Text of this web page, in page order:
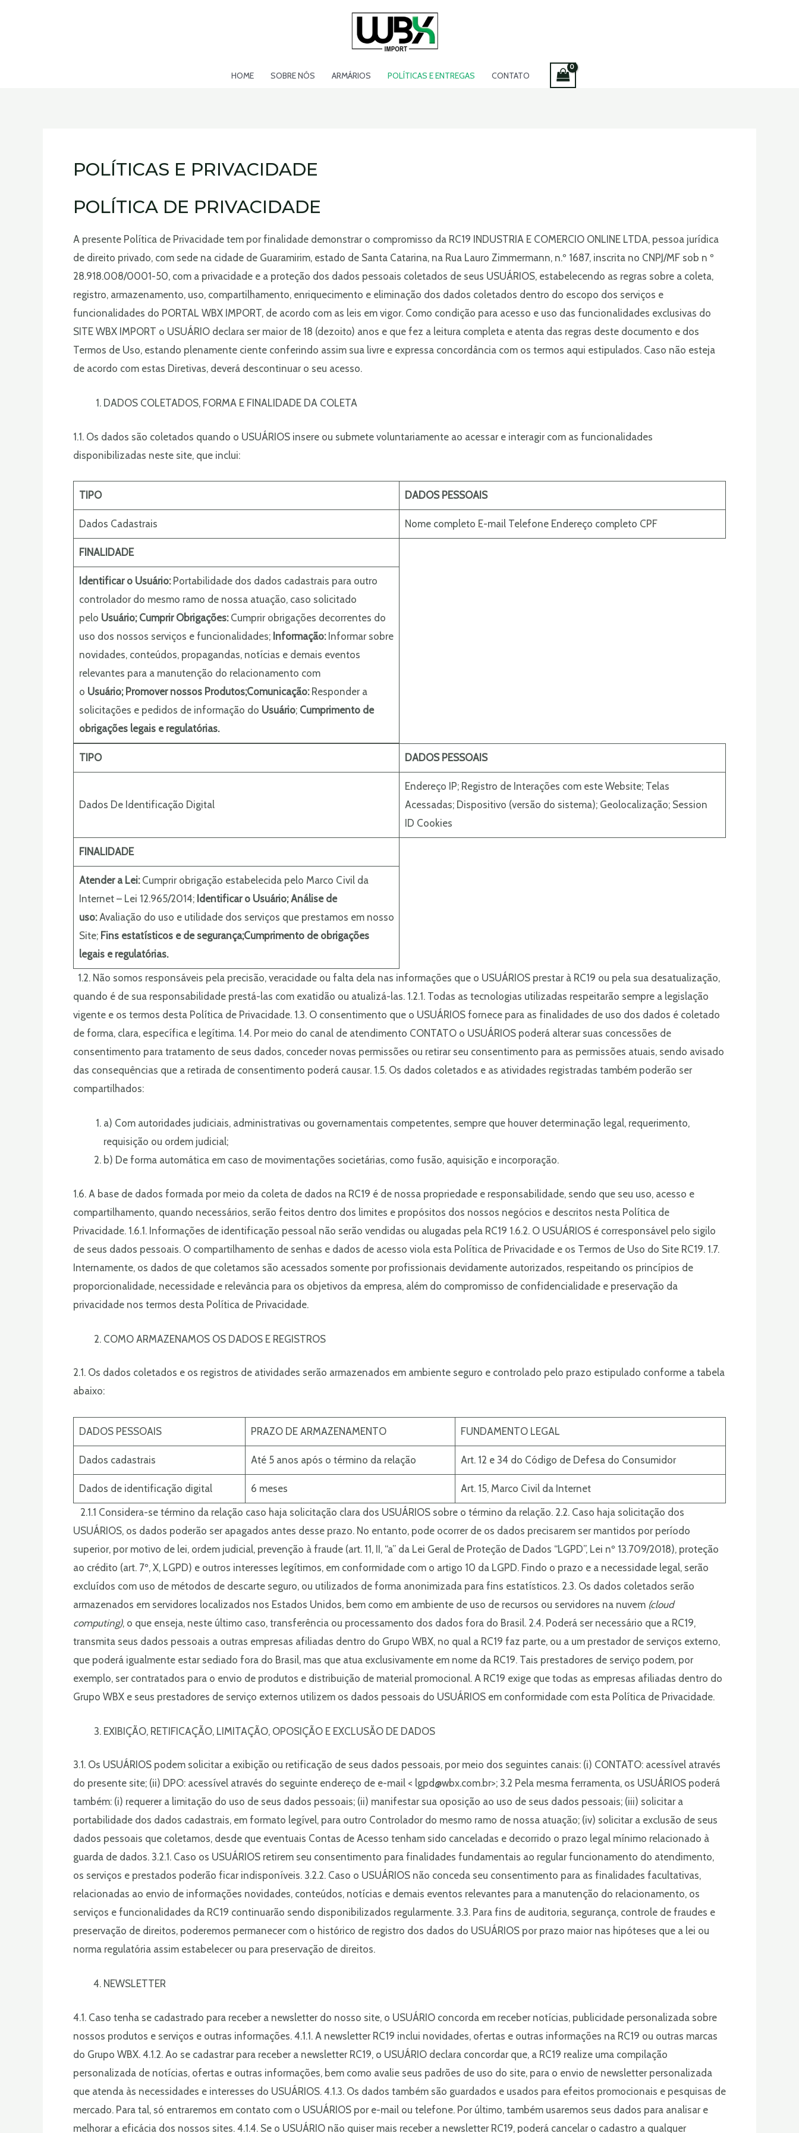
HOME SOBRE NÓS ARMÁRIOS POLÍTICAS E ENTREGAS CONTATO
POLÍTICAS E PRIVACIDADE
POLÍTICA DE PRIVACIDADE
A presente Política de Privacidade tem por finalidade demonstrar o compromisso da RC19 INDUSTRIA E COMERCIO ONLINE LTDA, pessoa jurídica
de direito privado, com sede na cidade de Guaramirim, estado de Santa Catarina, na Rua Lauro Zimmermann, n.º 1687, inscrita no CNPJ/MF sob n º
28.918.008/0001-50, com a privacidade e a proteção dos dados pessoais coletados de seus USUÁRIOS, estabelecendo as regras sobre a coleta,
registro, armazenamento, uso, compartilhamento, enriquecimento e eliminação dos dados coletados dentro do escopo dos serviços e
funcionalidades do PORTAL WBX IMPORT, de acordo com as leis em vigor. Como condição para acesso e uso das funcionalidades exclusivas do
SITE WBX IMPORT o USUÁRIO declara ser maior de 18 (dezoito) anos e que fez a leitura completa e atenta das regras deste documento e dos
Termos de Uso, estando plenamente ciente conferindo assim sua livre e expressa concordância com os termos aqui estipulados. Caso não esteja
de acordo com estas Diretivas, deverá descontinuar o seu acesso.
DADOS COLETADOS, FORMA E FINALIDADE DA COLETA
1.1. Os dados são coletados quando o USUÁRIOS insere ou submete voluntariamente ao acessar e interagir com as funcionalidades
disponibilizadas neste site, que inclui:
TIPO DADOS PESSOAIS
Dados Cadastrais Nome completo E-mail Telefone Endereço completo CPF
FINALIDADE
Identificar o Usuário: Portabilidade dos dados cadastrais para outro
controlador do mesmo ramo de nossa atuação, caso solicitado
pelo Usuário; Cumprir Obrigações: Cumprir obrigações decorrentes do
uso dos nossos serviços e funcionalidades; Informação:Informar sobre
novidades, conteúdos, propagandas, notícias e demais eventos
relevantes para a manutenção do relacionamento com
o Usuário; Promover nossos Produtos;Comunicação: Responder a
solicitações e pedidos de informação do Usuário; Cumprimento de
obrigações legais e regulatórias.
TIPO DADOS PESSOAIS
Dados De Identificação Digital
Endereço IP; Registro de Interações com este Website; Telas
Acessadas; Dispositivo (versão do sistema); Geolocalização; Session
ID Cookies
FINALIDADE
Atender a Lei: Cumprir obrigação estabelecida pelo Marco Civil da
Internet – Lei 12.965/2014; Identificar o Usuário; Análise de
uso:Avaliação do uso e utilidade dos serviços que prestamos em nosso
Site; Fins estatísticos e de segurança;Cumprimento de obrigações
legais e regulatórias.
1.2. Não somos responsáveis pela precisão, veracidade ou falta dela nas informações que o USUÁRIOS prestar à RC19 ou pela sua desatualização,
quando é de sua responsabilidade prestá-las com exatidão ou atualizá-las. 1.2.1. Todas as tecnologias utilizadas respeitarão sempre a legislação
vigente e os termos desta Política de Privacidade. 1.3. O consentimento que o USUÁRIOS fornece para as finalidades de uso dos dados é coletado
de forma, clara, específica e legítima. 1.4. Por meio do canal de atendimento CONTATO o USUÁRIOS poderá alterar suas concessões de
consentimento para tratamento de seus dados, conceder novas permissões ou retirar seu consentimento para as permissões atuais, sendo avisado
das consequências que a retirada de consentimento poderá causar. 1.5. Os dados coletados e as atividades registradas também poderão ser
compartilhados:
a) Com autoridades judiciais, administrativas ou governamentais competentes, sempre que houver determinação legal, requerimento,
requisição ou ordem judicial;
b) De forma automática em caso de movimentações societárias, como fusão, aquisição e incorporação.
1.6. A base de dados formada por meio da coleta de dados na RC19 é de nossa propriedade e responsabilidade, sendo que seu uso, acesso e
compartilhamento, quando necessários, serão feitos dentro dos limites e propósitos dos nossos negócios e descritos nesta Política de
Privacidade. 1.6.1. Informações de identificação pessoal não serão vendidas ou alugadas pela RC19 1.6.2. O USUÁRIOS é corresponsável pelo sigilo
de seus dados pessoais. O compartilhamento de senhas e dados de acesso viola esta Política de Privacidade e os Termos de Uso do Site RC19. 1.7.
Internamente, os dados de que coletamos são acessados somente por profissionais devidamente autorizados, respeitando os princípios de
proporcionalidade, necessidade e relevância para os objetivos da empresa, além do compromisso de confidencialidade e preservação da
privacidade nos termos desta Política de Privacidade.
COMO ARMAZENAMOS OS DADOS E REGISTROS
2.1. Os dados coletados e os registros de atividades serão armazenados em ambiente seguro e controlado pelo prazo estipulado conforme a tabela
abaixo:
DADOS PESSOAIS PRAZO DE ARMAZENAMENTO FUNDAMENTO LEGAL
Dados cadastrais Até 5 anos após o término da relação Art. 12 e 34 do Código de Defesa do Consumidor
Dados de identificação digital 6 meses
Art. 15, Marco Civil da Internet
2.1.1 Considera-se término da relação caso haja solicitação clara dos USUÁRIOS sobre o término da relação. 2.2. Caso haja solicitação dos
USUÁRIOS, os dados poderão ser apagados antes desse prazo. No entanto, pode ocorrer de os dados precisarem ser mantidos por período
superior, por motivo de lei, ordem judicial, prevenção à fraude (art. 11, II, “a” da Lei Geral de Proteção de Dados “LGPD”, Lei nº 13.709/2018), proteção
ao crédito (art. 7º, X, LGPD) e outros interesses legítimos, em conformidade com o artigo 10 da LGPD. Findo o prazo e a necessidade legal, serão
excluídos com uso de métodos de descarte seguro, ou utilizados de forma anonimizada para fins estatísticos. 2.3. Os dados coletados serão
armazenados em servidores localizados nos Estados Unidos, bem como em ambiente de uso de recursos ou servidores na nuvem (cloud
computing), o que enseja, neste último caso, transferência ou processamento dos dados fora do Brasil. 2.4. Poderá ser necessário que a RC19,
transmita seus dados pessoais a outras empresas afiliadas dentro do Grupo WBX, no qual a RC19 faz parte, ou a um prestador de serviços externo,
que poderá igualmente estar sediado fora do Brasil, mas que atua exclusivamente em nome da RC19. Tais prestadores de serviço podem, por
exemplo, ser contratados para o envio de produtos e distribuição de material promocional. A RC19 exige que todas as empresas afiliadas dentro do
Grupo WBX e seus prestadores de serviço externos utilizem os dados pessoais do USUÁRIOS em conformidade com esta Política de Privacidade.
EXIBIÇÃO, RETIFICAÇÃO, LIMITAÇÃO, OPOSIÇÃO E EXCLUSÃO DE DADOS
3.1. Os USUÁRIOS podem solicitar a exibição ou retificação de seus dados pessoais, por meio dos seguintes canais: (i) CONTATO: acessível através
do presente site; (ii) DPO: acessível através do seguinte endereço de e-mail < lgpd@wbx.com.br>; 3.2 Pela mesma ferramenta, os USUÁRIOS poderá
também: (i) requerer a limitação do uso de seus dados pessoais; (ii) manifestar sua oposição ao uso de seus dados pessoais; (iii) solicitar a
portabilidade dos dados cadastrais, em formato legível, para outro Controlador do mesmo ramo de nossa atuação; (iv) solicitar a exclusão de seus
dados pessoais que coletamos, desde que eventuais Contas de Acesso tenham sido canceladas e decorrido o prazo legal mínimo relacionado à
guarda de dados. 3.2.1. Caso os USUÁRIOS retirem seu consentimento para finalidades fundamentais ao regular funcionamento do atendimento,
os serviços e prestados poderão ficar indisponíveis. 3.2.2. Caso o USUÁRIOS não conceda seu consentimento para as finalidades facultativas,
relacionadas ao envio de informações novidades, conteúdos, notícias e demais eventos relevantes para a manutenção do relacionamento, os
serviços e funcionalidades da RC19 continuarão sendo disponibilizados regularmente. 3.3. Para fins de auditoria, segurança, controle de fraudes e
preservação de direitos, poderemos permanecer com o histórico de registro dos dados do USUÁRIOS por prazo maior nas hipóteses que a lei ou
norma regulatória assim estabelecer ou para preservação de direitos.
NEWSLETTER
4.1. Caso tenha se cadastrado para receber a newsletter do nosso site, o USUÁRIO concorda em receber notícias, publicidade personalizada sobre
nossos produtos e serviços e outras informações. 4.1.1. A newsletter RC19 inclui novidades, ofertas e outras informações na RC19 ou outras marcas
do Grupo WBX. 4.1.2. Ao se cadastrar para receber a newsletter RC19, o USUÁRIO declara concordar que, a RC19 realize uma compilação
personalizada de notícias, ofertas e outras informações, bem como avalie seus padrões de uso do site, para o envio de newsletter personalizada
que atenda às necessidades e interesses do USUÁRIOS. 4.1.3. Os dados também são guardados e usados para efeitos promocionais e pesquisas de
mercado. Para tal, só entraremos em contato com o USUÁRIOS por e-mail ou telefone. Por último, também usaremos seus dados para analisar e
melhorar a eficácia dos nossos sites. 4.1.4. Se o USUÁRIO não quiser mais receber a newsletter RC19, poderá cancelar o cadastro a qualquer